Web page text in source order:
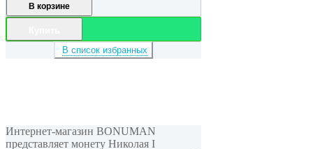
В корзине
В список избранных
Интернет-магазин BONUMAN
представляет монету Николая I